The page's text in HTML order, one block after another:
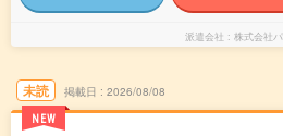
派遣会社 株式会社
未読
NEW
掲載日 2026/08/08